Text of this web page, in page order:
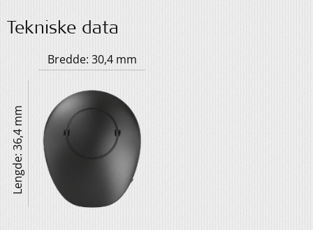
Tekniske data
Bredde: 30,4 mm
Lengde: 36,4 mm